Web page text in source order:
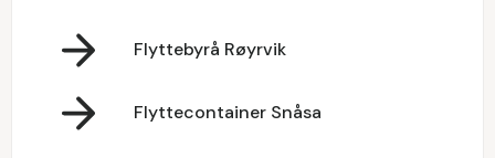
Flyttebyrå Røyrvik
Flyttecontainer Snåsa